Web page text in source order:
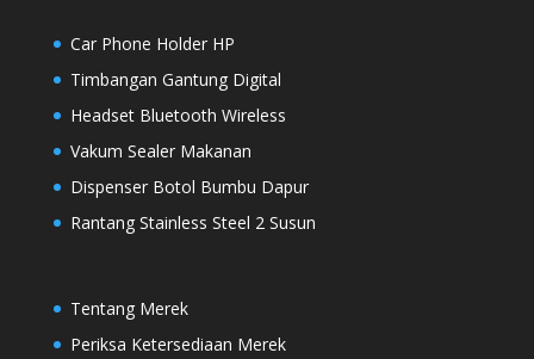
Car Phone Holder HP
Timbangan Gantung Digital
Headset Bluetooth Wireless
Vakum Sealer Makanan
Dispenser Botol Bumbu Dapur
Rantang Stainless Steel 2 Susun
Tentang Merek
Periksa Ketersediaan Merek